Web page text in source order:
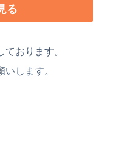
る
おります。
します。